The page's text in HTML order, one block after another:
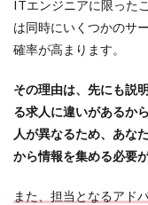
ITエンジニアに限った
は同時にいくつかのサ
確率が高まります。
その理由は、先にも説
る求人に違いがあるか
人が異なるため、あな
から情報を集める必要
また、担当となるアド